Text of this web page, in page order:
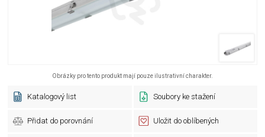
Obrázky pro tento produkt mají pouze ilustrativní charakter.
Katalogový list Soubory ke stažení
Přidat do porovnání Uložit do oblíbených